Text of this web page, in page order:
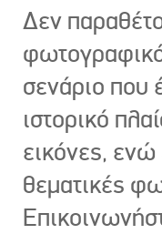
Δεν
σενάριο που
ιστορικό
εικόνες, ενώ
θεματικές